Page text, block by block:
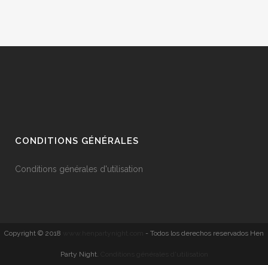
CONDITIONS GÉNÉRALES
Conditions générales d'utilisation
Copyright © 2018 - Todos los derechos reservados Hen
Party Night.